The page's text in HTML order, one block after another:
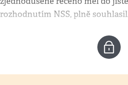
rozhodnutím NSS, plně